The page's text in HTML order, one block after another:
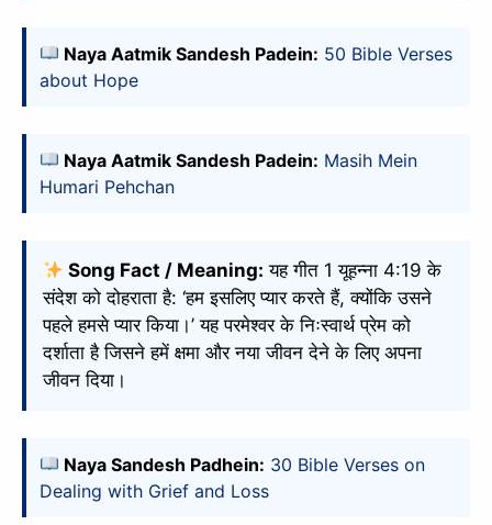
Naya Aatmik Sandesh Padein: 50 Bible Verses
about Hope
Naya Aatmik Sandesh Padein: Masih Mein
Humari Pehchan
Song Fact / Meaning: यह गीत 1 यूहन्ना 4:19 के
संदेश को दोहराता है: ‘हम इसलिए प्यार करते हैं, क्योंकि उसने
पहले हमसे प्यार किया।’ यह परमेश्वर के निःस्वार्थ प्रेम को
दर्शाता है जिसने हमें क्षमा और नया जीवन देने के लिए अपना
जीवन दिया।
Naya Sandesh Padhein: 30 Bible Verses on
Dealing with Grief and Loss